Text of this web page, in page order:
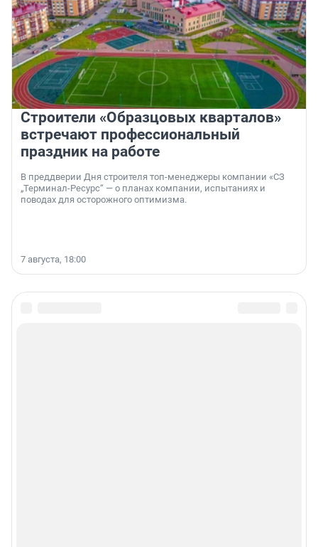
Строители «Образцовых кварталов»
встречают профессиональный
праздник на работе
В преддверии Дня строителя топ-менеджеры компании «СЗ
„Терминал-Ресурс“ — о планах компании, испытаниях и
поводах для осторожного оптимизма.
7 августа, 18:00